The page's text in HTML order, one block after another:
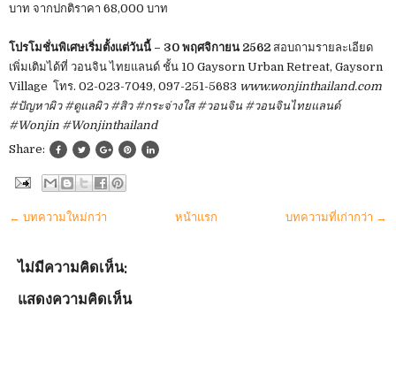
บาท จากปกติราคา 68,000 บาท
โปรโมชั่นพิเศษเริ่มตั้งแต่วันนี้ – 30 พฤศจิกายน 2562 สอบถามรายละเอียด
เพิ่มเติมได้ที่ วอนจิน ไทยแลนด์ ชั้น 10 Gaysorn Urban Retreat, Gaysorn
Village โทร. 02-023-7049, 097-251-5683 www.wonjinthailand.com
#ปัญหาผิว #ดูแลผิว #สิว #กระจ่างใส #วอนจิน #วอนจินไทยแลนด์
#Wonjin #Wonjinthailand
Share:
← บทความใหม่กว่า บทความที่เก่ากว่า →
หน้าแรก
ไม่มีความคิดเห็น:
แสดงความคิดเห็น